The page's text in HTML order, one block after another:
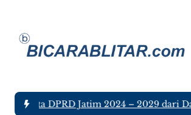
DPRD Jatim 2024 – 2029 dari